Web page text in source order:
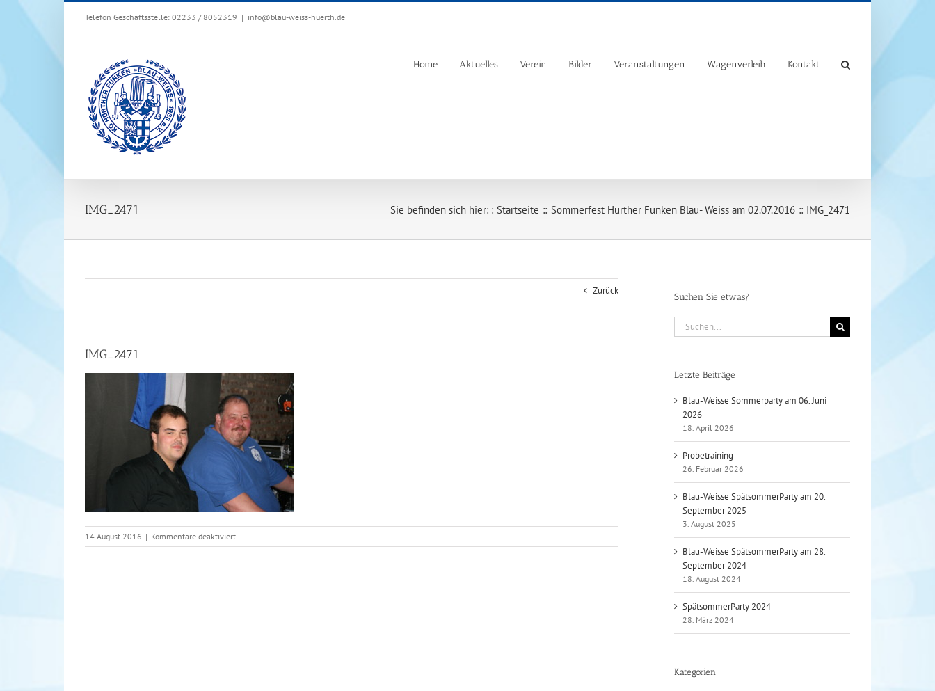
Telefon Geschäftsstelle: 02233 / 8052319 | info@blau-weiss-huerth.de
Home Aktuelles Verein Bilder Veranstaltungen Wagenverleih Kontakt
IMG_2471 Sie befinden sich hier: : Startseite Sommerfest Hürther Funken Blau- Weiss am 02.07.2016 IMG_2471
Zurück
IMG_2471
14 August 2016 | Kommentare deaktiviertfür
IMG_2471
Suchen Sie etwas?
Suche
nach:
Letzte Beiträge
Blau-Weisse Sommerparty am 06. Juni
2026
18. April 2026
Probetraining
26. Februar 2026
Blau-Weisse SpätsommerParty am 20.
September 2025
3. August 2025
Blau-Weisse SpätsommerParty am 28.
September 2024
18. August 2024
SpätsommerParty 2024
28. März 2024
Kategorien